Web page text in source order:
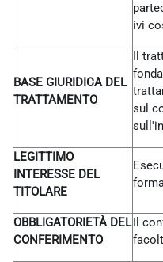
ivi
BASE GIURIDICA DEL
TRATTAMENTO
Il
sul
LEGITTIMO
INTERESSE DEL
TITOLARE
OBBLIGATORIETÀ DEL
CONFERIMENTO
Il